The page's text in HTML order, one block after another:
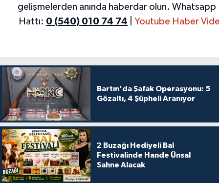
gelişmelerden anında haberdar olun. Whatsapp
Hattı: 0 (540) 010 74 74 |Youtube Haber
Bartın'da Şafak Operasyonu: 5
Gözaltı, 4 Şüpheli Aranıyor
2 Buzağı Hediyeli Bal
Festivalinde Hande Ünsal
Sahne Alacak